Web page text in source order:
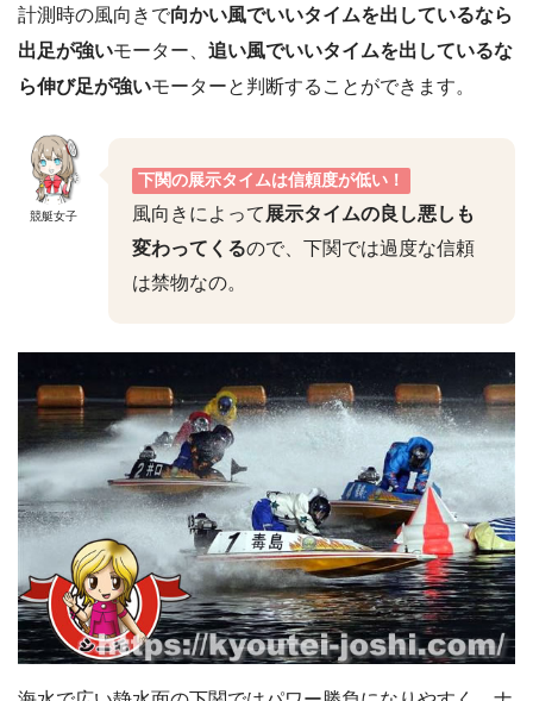
計測時の風向きで向かい風でいいタイムを出しているなら
出足が強いモーター、 追い風でいいタイムを出しているな
ら伸び足が強いモーターと判断することができます。
競艇女子
下関の展示タイムは信頼度が低い！
風向きによって 展示タイムの良し悪しも
変わってくるので、下関では過度な信頼
は禁物なの。